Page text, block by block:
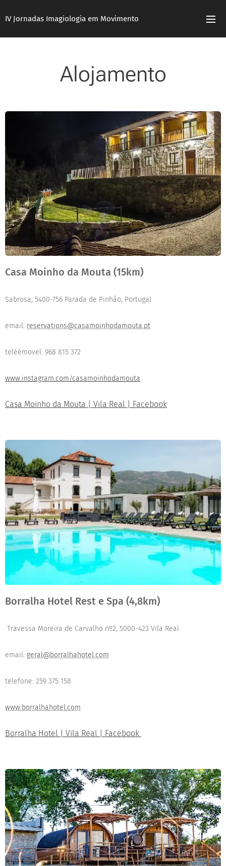
IV Jornadas Imagiologia em Movimento
Alojamento
Casa Moinho da Mouta (15km)
Sabrosa, 5400-756 Parada de Pinhão, Portugal
email: reservations@casamoinhodamouta.pt
teléémovel: 968 815 372
www.instagram.com/casamoinhodamouta
Casa Moinho da Mouta | Vila Real | Facebook
Borralha Hotel Rest e Spa (4,8km)
Travessa Moreira de Carvalho nº2, 5000-423 Vila Real
email: geral@borralhahotel.com
telefone: 259 375 158
www.borralhahotel.com
Borralha Hotel | Vila Real | Facebook